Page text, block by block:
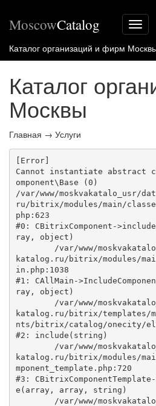
Меню
сайта
MoscowCatalog
Каталог организаций и фирм
Каталог
Москвы
Главная → Услуги
[Error]
Cannot instantiate abstract
omponent\Base (0)
/var/www/moskvakatalo_usr/
ru/bitrix/modules/main/
php:623
#0: CBitrixComponent-
ray, object)
katalog.ru/bitrix/modules/
in.php:1038
#1: CAllMain-
ray, object)
katalog.ru/bitrix/templates/
nts/bitrix/catalog/onecity/
#2: include(string)
katalog.ru/bitrix/modules/
mponent_template.php:720
#3: CBitrixComponentTemplate-
e(array, array, string)